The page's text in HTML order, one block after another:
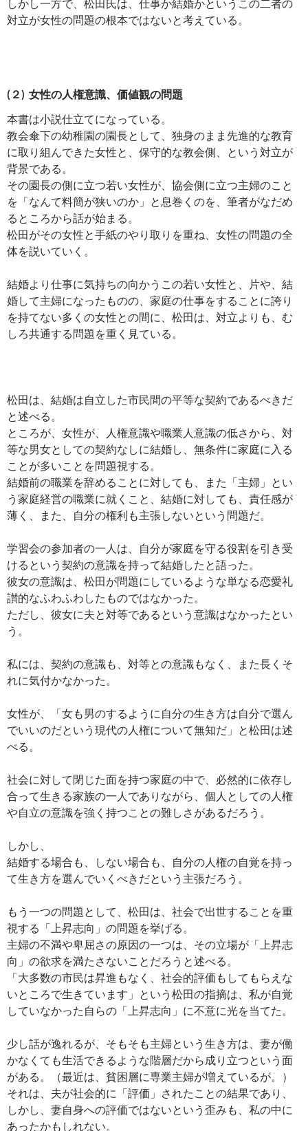
しかし一方で、松田氏は、仕事か結婚かというこの二者の
対立が女性の問題の根本ではないと考えている。
(２) 女性の人権意識、価値観の問題
本書は小説仕立てになっている。
教会傘下の幼稚園の園長として、独身のまま先進的な教育
に取り組んできた女性と、保守的な教会側、という対立が
背景である。
その園長の側に立つ若い女性が、協会側に立つ主婦のこと
を「なんて料簡が狭いのか」と息巻くのを、筆者がなだめ
るところから話が始まる。
松田がその女性と手紙のやり取りを重ね、女性の問題の全
体を説いていく。
結婚より仕事に気持ちの向かうこの若い女性と、片や、結
婚して主婦になったものの、家庭の仕事をすることに誇り
を持てない多くの女性との間に、松田は、対立よりも、む
しろ共通する問題を重く見ている。
松田は、結婚は自立した市民間の平等な契約であるべきだ
と述べる。
ところが、女性が、人権意識や職業人意識の低さから、対
等な男女としての契約なしに結婚し、無条件に家庭に入る
ことが多いことを問題視する。
結婚前の職業を辞めることに対しても、また「主婦」とい
う家庭経営の職業に就くこと、結婚に対しても、責任感が
薄く、また、自分の権利も主張しないという問題だ。
学習会の参加者の一人は、自分が家庭を守る役割を引き受
けるという契約の意識を持って結婚したと語った。
彼女の意識は、松田が問題にしているような単なる恋愛礼
讃的なふわふわしたものではなかった。
ただし、彼女に夫と対等であるという意識はなかったとい
う。
私には、契約の意識も、対等との意識もなく、また長くそ
れに気付かなかった。
女性が、「女も男のするように自分の生き方は自分で選ん
でいいのだという現代の人権について無知だ」と松田は述
べる。
社会に対して閉じた面を持つ家庭の中で、必然的に依存し
合って生きる家族の一人でありながら、個人としての人権
や自立の意識を強く持つことの難しさがあるだろう。
しかし、
結婚する場合も、しない場合も、自分の人権の自覚を持っ
て生き方を選んでいくべきだという主張だろう。
もう一つの問題として、松田は、社会で出世することを重
視する「上昇志向」の問題を挙げる。
主婦の不満や卑屈さの原因の一つは、その立場が「上昇志
向」の欲求を満たさないことだろうと述べる。
「大多数の市民は昇進もなく、社会的評価もしてもらえな
いところで生きています」という松田の指摘は、私が自覚
していなかった自らの「上昇志向」に不意に光を当てた。
少し話が逸れるが、そもそも主婦という生き方は、妻が働
かなくても生活できるような階層だから成り立つという面
がある。（最近は、貧困層に専業主婦が増えているが。）
それは、夫が社会的に「評価」されたことの結果であり、
しかし、妻自身への評価ではないという歪みも、私の中に
あったかもしれない。